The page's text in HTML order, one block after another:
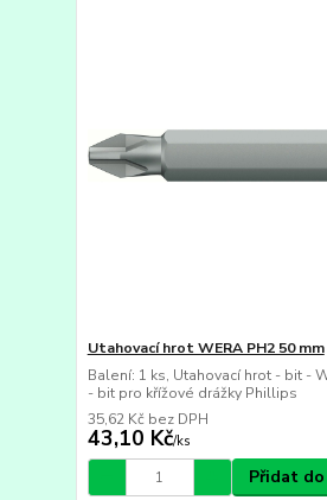
Utahovací hrot WERA PH2 50 mm
Balení: 1 ks, Utahovací hrot - bit -
- bit pro křížové drážky Phillips
43,10 Kč/ks
35,62 Kč bez DPH
Přidat